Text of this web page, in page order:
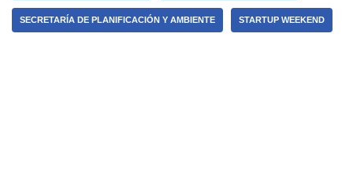
SECRETARÍA DE PLANIFICACIÓN Y AMBIENTE STARTUP WEEKEND